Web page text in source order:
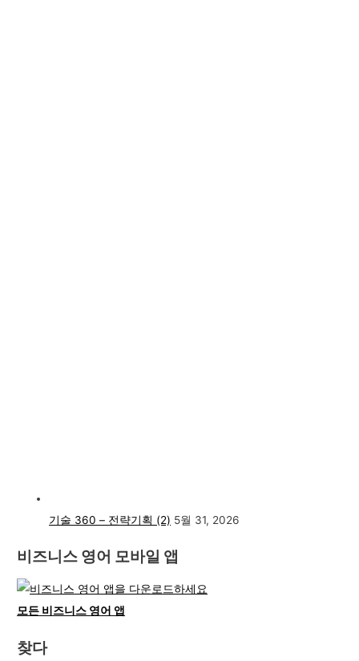
기술 360 – 전략기획 (2) 5월 31, 2026
비즈니스 영어 모바일 앱
모든 비즈니스 영어 앱
찾다